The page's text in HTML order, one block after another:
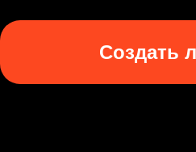
Создать